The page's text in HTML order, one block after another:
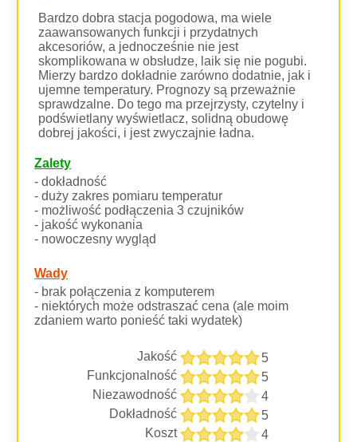
Bardzo dobra stacja pogodowa, ma wiele
zaawansowanych funkcji i przydatnych
akcesoriów, a jednocześnie nie jest
skomplikowana w obsłudze, laik się nie pogubi.
Mierzy bardzo dokładnie zarówno dodatnie, jak i
ujemne temperatury. Prognozy są przeważnie
sprawdzalne. Do tego ma przejrzysty, czytelny i
podświetlany wyświetlacz, solidną obudowę
dobrej jakości, i jest zwyczajnie ładna.
Zalety
- dokładność
- duży zakres pomiaru temperatur
- możliwość podłączenia 3 czujników
- jakość wykonania
- nowoczesny wygląd
Wady
- brak połączenia z komputerem
- niektórych może odstraszać cena (ale moim
zdaniem warto ponieść taki wydatek)
Jakość
5
Funkcjonalność
5
Niezawodność
4
Dokładność
5
Koszt
4